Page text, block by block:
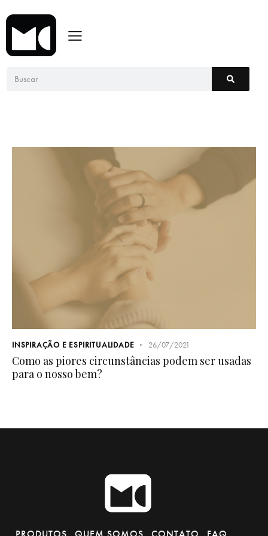
INSPIRAÇÃO E ESPIRITUALIDADE 26/07/2021
Como as piores circunstâncias podem ser usadas
para o nosso bem?